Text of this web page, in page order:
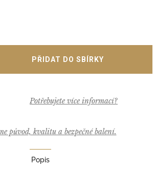
původ, kvalitu a bezpečné balení.
Popis